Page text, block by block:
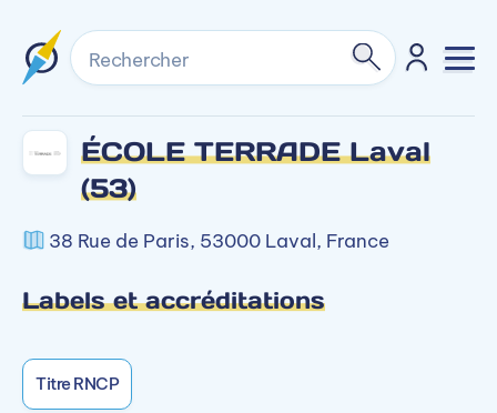
Rechercher
ÉCOLE TERRADE Laval
(53)
38 Rue de Paris, 53000 Laval, France
Labels et accréditations
Titre RNCP